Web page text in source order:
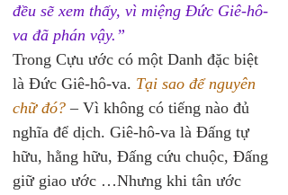
đều sẽ xem thấy, vì miệng Đức Giê-hô-
va đã phán vậy.”
Trong Cựu ước có một Danh đặc biệt
là Đức Giê-hô-va. Tại sao để nguyên
chữ đó? – Vì không có tiếng nào đủ
nghĩa để dịch. Giê-hô-va là Đấng tự
hữu, hằng hữu, Đấng cứu chuộc, Đấng
giữ giao ước …Nhưng khi tân ước